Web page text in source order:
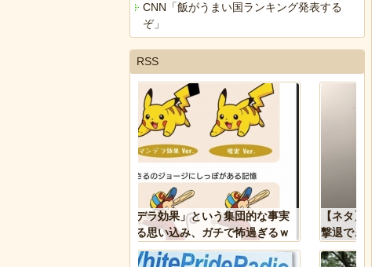
CNN「飯がうまい国ランキング発表する
ぞ」
RSS
【ネタ】玄関ドアに貼るとセールスを
撃退できる？ あまりに“諸刃の剣”なラ
イフハックが話題にｗ